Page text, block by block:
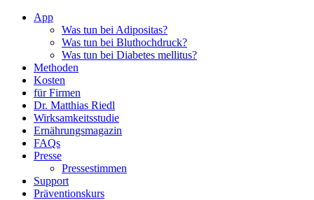
App
Was tun bei Adipositas?
Was tun bei Bluthochdruck?
Was tun bei Diabetes mellitus?
Methoden
Kosten
für Firmen
Dr. Matthias Riedl
Wirksamkeitsstudie
Ernährungsmagazin
FAQs
Presse
Pressestimmen
Support
Präventionskurs